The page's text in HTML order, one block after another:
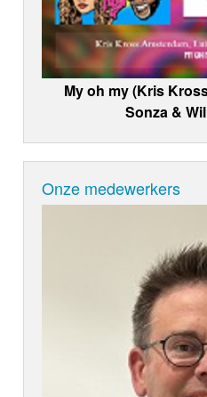
My oh my (Kris
Sonza &
Onze medewerkers